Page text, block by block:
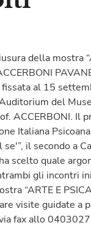
della mostra
al 15
del
ACCERBONI. Il
Italiana
il secondo a
scelto quale
gli incontri
“ARTE E
visite guidate a
fax allo